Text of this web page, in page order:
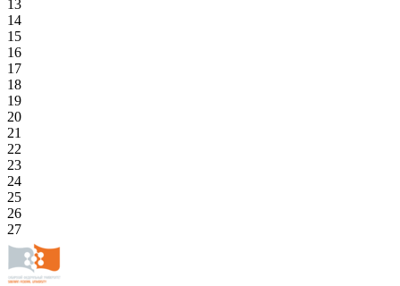
13
14
15
16
17
18
19
20
21
22
23
24
25
26
27